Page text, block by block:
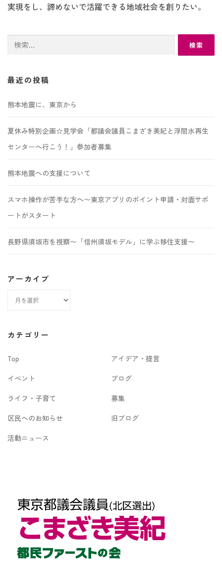
実現をし、諦めないで活躍できる地域社会を創りたい。
検
最近の投稿
熊本地震に、東京から
夏休み特別企画☆見学会「都議会議員こまざき美紀と浮間水再生
センターへ行こう！」参加者募集
熊本地震への支援について
スマホ操作が苦手な方へ〜東京アプリのポイント申請・対面サポ
ートがスタート
長野県須坂市を視察〜「信州須坂モデル」に学ぶ移住支援〜
アーカイブ
カ
ブ
カテゴリー
Top
アイデア・提言
イベント
ブログ
ライフ・子育て
募集
区民へのお知らせ
旧ブログ
活動ニュース